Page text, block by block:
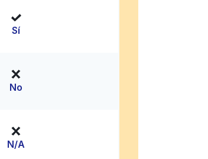
Sí
No
N/A